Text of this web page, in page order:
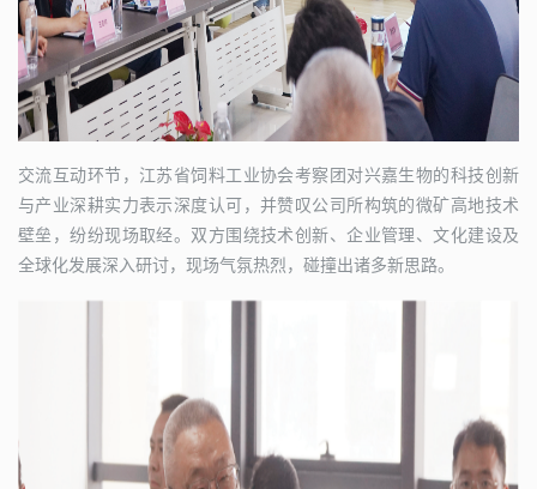
交流互动环节，江苏省饲料工业协会考察团对兴嘉生物的科技创新
与产业深耕实力表示深度认可，并赞叹公司所构筑的微矿高地技术
壁垒，纷纷现场取经。双方围绕技术创新、企业管理、文化建设及
全球化发展深入研讨，现场气氛热烈，碰撞出诸多新思路。